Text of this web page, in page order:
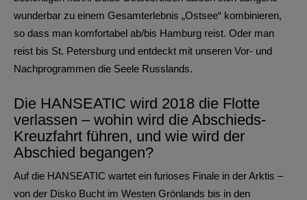
wunderbar zu einem Gesamterlebnis „Ostsee“ kombinieren,
so dass man komfortabel ab/bis Hamburg reist. Oder man
reist bis St. Petersburg und entdeckt mit unseren Vor- und
Nachprogrammen die Seele Russlands.
Die HANSEATIC wird 2018 die Flotte
verlassen – wohin wird die Abschieds-
Kreuzfahrt führen, und wie wird der
Abschied begangen?
Auf die HANSEATIC wartet ein furioses Finale in der Arktis –
von der Disko Bucht im Westen Grönlands bis in den